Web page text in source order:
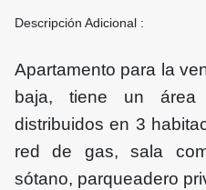
Descripción Adicional :
Apartamento para la
baja, tiene un
distribuidos en 3
red de gas, sala
sótano, parqueadero